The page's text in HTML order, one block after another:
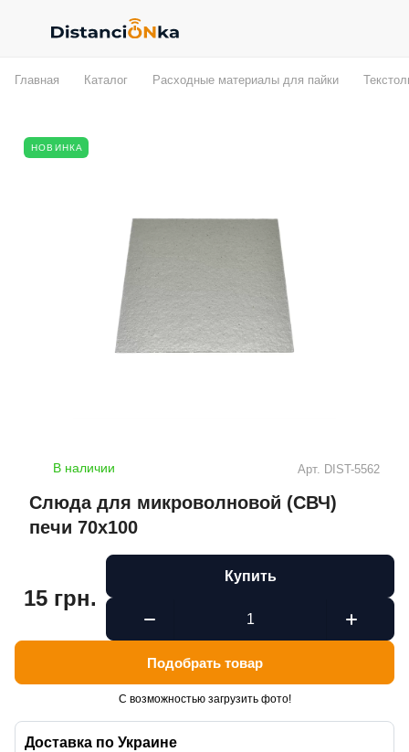
Главная Каталог Расходные материалы для пайки
НОВИНКА
В наличии Арт. DIST-5562
Слюда для микроволновой (СВЧ)
печи 70х100
Доставка по Украине
15 грн.
Купить
Подобрать товар
С возможностью загрузить фото!